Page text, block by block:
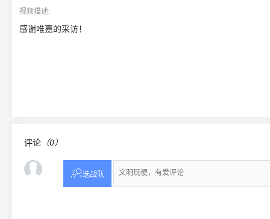
视频描述:
感谢唯嘉的采访！
评论 （0）
选战队